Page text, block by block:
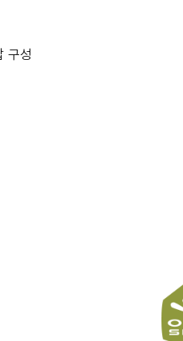
구성